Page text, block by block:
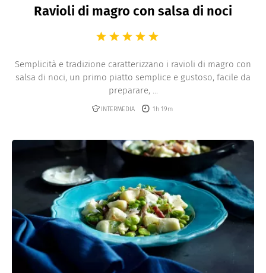
Ravioli di magro con salsa di noci
Semplicità e tradizione caratterizzano i ravioli di magro con
salsa di noci, un primo piatto semplice e gustoso, facile da
preparare, ...
INTERMEDIA 1h 19m